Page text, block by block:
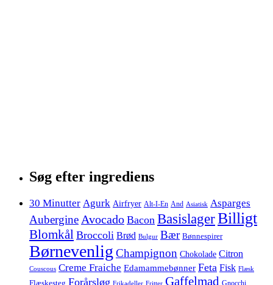
Søg efter ingrediens
30 Minutter Agurk Airfryer Alt-I-En And Asiatisk Asparges
Aubergine Avocado Bacon BasislagerBilligt
Blomkål Broccoli Brød Bulgur Bær Bønnespirer
Børnevenlig Champignon Chokolade Citron
Couscous Creme Fraiche Edamammebønner Feta Fisk Flæsk
Flæskesteg Forårsløg Frikadeller Fritter Gaffelmad Gnocchi